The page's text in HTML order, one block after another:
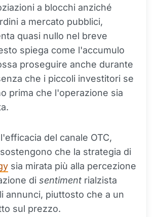
a blocchi anziché
a mercato pubblici,
quasi nullo nel breve
spiega come l'accumulo
proseguire anche durante
che i piccoli investitori se
prima che l'operazione sia
del canale OTC,
che la strategia di
sia mirata più alla percezione
di sentiment rialzista
annunci, piuttosto che a un
sul prezzo.